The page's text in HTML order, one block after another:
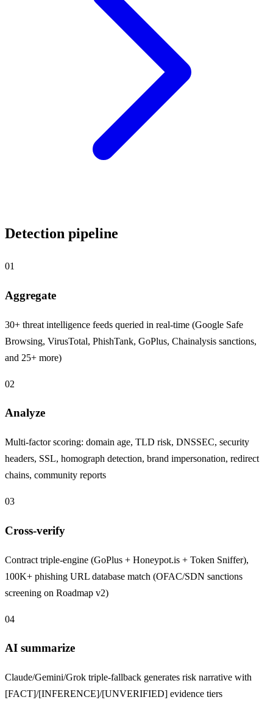
Detection pipeline
01
Aggregate
30+ threat intelligence feeds queried in real-time (Google Safe
Browsing, VirusTotal, PhishTank, GoPlus, Chainalysis sanctions,
and 25+ more)
02
Analyze
Multi-factor scoring: domain age, TLD risk, DNSSEC, security
headers, SSL, homograph detection, brand impersonation, redirect
chains, community reports
03
Cross-verify
Contract triple-engine (GoPlus + Honeypot.is + Token Sniffer),
100K+ phishing URL database match (OFAC/SDN sanctions
screening on Roadmap v2)
04
AI summarize
Claude/Gemini/Grok triple-fallback generates risk narrative with
[FACT]/[INFERENCE]/[UNVERIFIED] evidence tiers